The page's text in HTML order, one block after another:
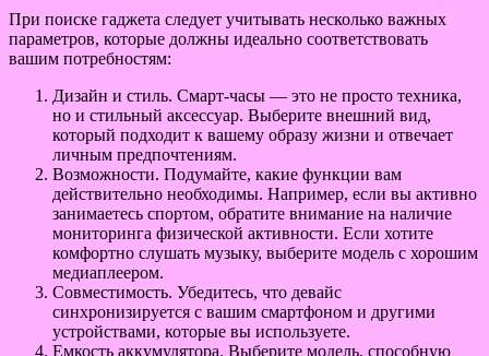
При поиске гаджета следует учитывать несколько важных
параметров, которые должны идеально соответствовать
вашим потребностям:
Дизайн и стиль. Смарт-часы — это не просто техника,
но и стильный аксессуар. Выберите внешний вид,
который подходит к вашему образу жизни и отвечает
личным предпочтениям.
Возможности. Подумайте, какие функции вам
действительно необходимы. Например, если вы активно
занимаетесь спортом, обратите внимание на наличие
мониторинга физической активности. Если хотите
комфортно слушать музыку, выберите модель с хорошим
медиаплеером.
Совместимость. Убедитесь, что девайс
синхронизируется с вашим смартфоном и другими
устройствами, которые вы используете.
Емкость аккумулятора. Выберите модель, способную